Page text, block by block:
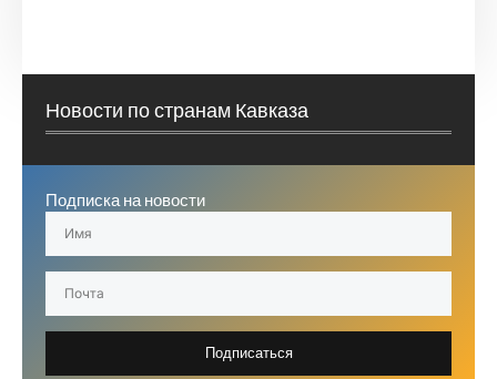
Новости по странам Кавказа
Подписка на новости
Подписаться